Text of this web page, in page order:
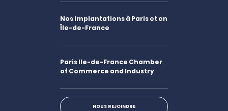
Nos implantations à Paris et en
Île-de-France
Paris Ile-de-France Chamber
of Commerce and Industry
NOUS REJOINDRE